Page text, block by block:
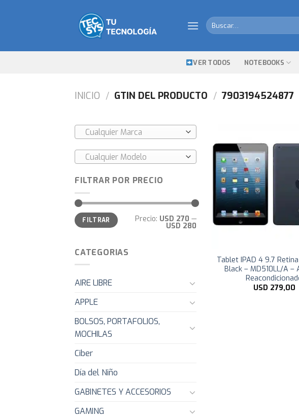
Buscar
por:
VER TODOS NOTEBOOKS
INICIO / GTIN DEL PRODUCTO / 7903194524877
Cualquier Marca
Cualquier Modelo
FILTRAR POR PRECIO
Precio
mínimo
Precio
máximo
FILTRAR Precio: USD 270 —
USD 280
CATEGORIAS
AIRE LIBRE
APPLE
BOLSOS, PORTAFOLIOS,
MOCHILAS
Ciber
Día del Niño
GABINETES Y ACCESORIOS
GAMING
Tablet IPAD 4 9.7
Black – MD510LL/A –
USD 279,00